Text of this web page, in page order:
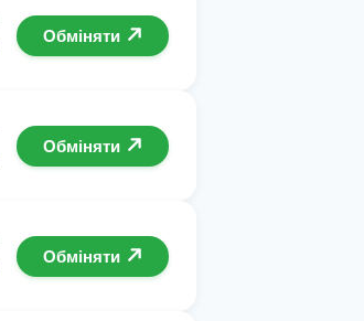
Обміняти
Обміняти
Обміняти